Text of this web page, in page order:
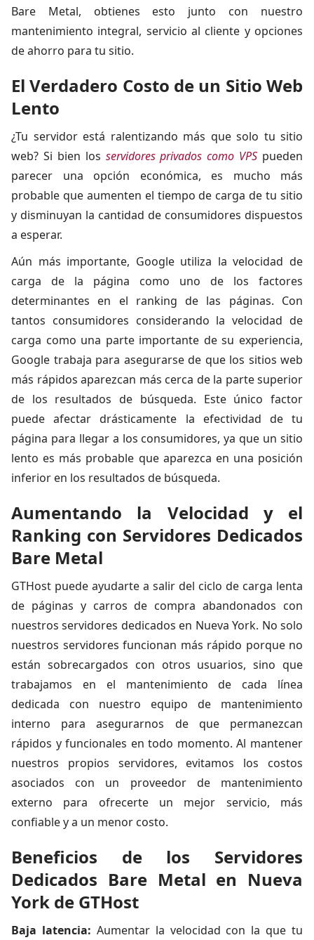
Bare Metal, obtienes esto junto con nuestro
mantenimiento integral, servicio al cliente y opciones
de ahorro para tu sitio.
El Verdadero Costo de un Sitio Web
Lento
¿Tu servidor está ralentizando más que solo tu sitio
web? Si bien los servidores privados como VPS pueden
parecer una opción económica, es mucho más
probable que aumenten el tiempo de carga de tu sitio
y disminuyan la cantidad de consumidores dispuestos
a esperar.
Aún más importante, Google utiliza la velocidad de
carga de la página como uno de los factores
determinantes en el ranking de las páginas. Con
tantos consumidores considerando la velocidad de
carga como una parte importante de su experiencia,
Google trabaja para asegurarse de que los sitios web
más rápidos aparezcan más cerca de la parte superior
de los resultados de búsqueda. Este único factor
puede afectar drásticamente la efectividad de tu
página para llegar a los consumidores, ya que un sitio
lento es más probable que aparezca en una posición
inferior en los resultados de búsqueda.
Aumentando la Velocidad y el
Ranking con Servidores Dedicados
Bare Metal
GTHost puede ayudarte a salir del ciclo de carga lenta
de páginas y carros de compra abandonados con
nuestros servidores dedicados en Nueva York. No solo
nuestros servidores funcionan más rápido porque no
están sobrecargados con otros usuarios, sino que
trabajamos en el mantenimiento de cada línea
dedicada con nuestro equipo de mantenimiento
interno para asegurarnos de que permanezcan
rápidos y funcionales en todo momento. Al mantener
nuestros propios servidores, evitamos los costos
asociados con un proveedor de mantenimiento
externo para ofrecerte un mejor servicio, más
confiable y a un menor costo.
Beneficios de los Servidores
Dedicados Bare Metal en Nueva
York de GTHost
Baja latencia: Aumentar la velocidad con la que tu